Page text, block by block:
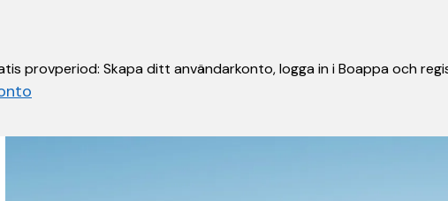
provperiod: Skapa ditt användarkonto, logga in i Boappa och